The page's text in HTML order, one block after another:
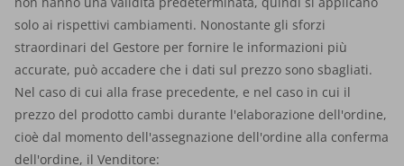
solo ai rispettivi cambiamenti. Nonostante gli sforzi
straordinari del Gestore per fornire le informazioni più
accurate, può accadere che i dati sul prezzo sono sbagliati.
Nel caso di cui alla frase precedente, e nel caso in cui il
prezzo del prodotto cambi durante l'elaborazione dell'ordine,
cioè dal momento dell'assegnazione dell'ordine alla conferma
dell'ordine, il Venditore: